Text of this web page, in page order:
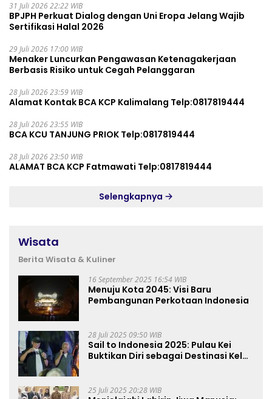
31 Juli 2026 22:22 WIB
BPJPH Perkuat Dialog dengan Uni Eropa Jelang Wajib
Sertifikasi Halal 2026
29 Juli 2026 17:00 WIB
Menaker Luncurkan Pengawasan Ketenagakerjaan
Berbasis Risiko untuk Cegah Pelanggaran
28 Juli 2026 23:59 WIB
Alamat Kontak BCA KCP Kalimalang Telp:0817819444
28 Juli 2026 23:55 WIB
BCA KCU TANJUNG PRIOK Telp:0817819444
28 Juli 2026 23:50 WIB
ALAMAT BCA KCP Fatmawati Telp:0817819444
Selengkapnya
Wisata
Berita Wisata & Kuliner
16 September 2025 16:54 WIB
Menuju Kota 2045: Visi Baru
Pembangunan Perkotaan Indonesia
28 Juli 2025 09:50 WIB
Sail to Indonesia 2025: Pulau Kei
Buktikan Diri sebagai Destinasi Kelas
25 Juli 2025 20:28 WIB